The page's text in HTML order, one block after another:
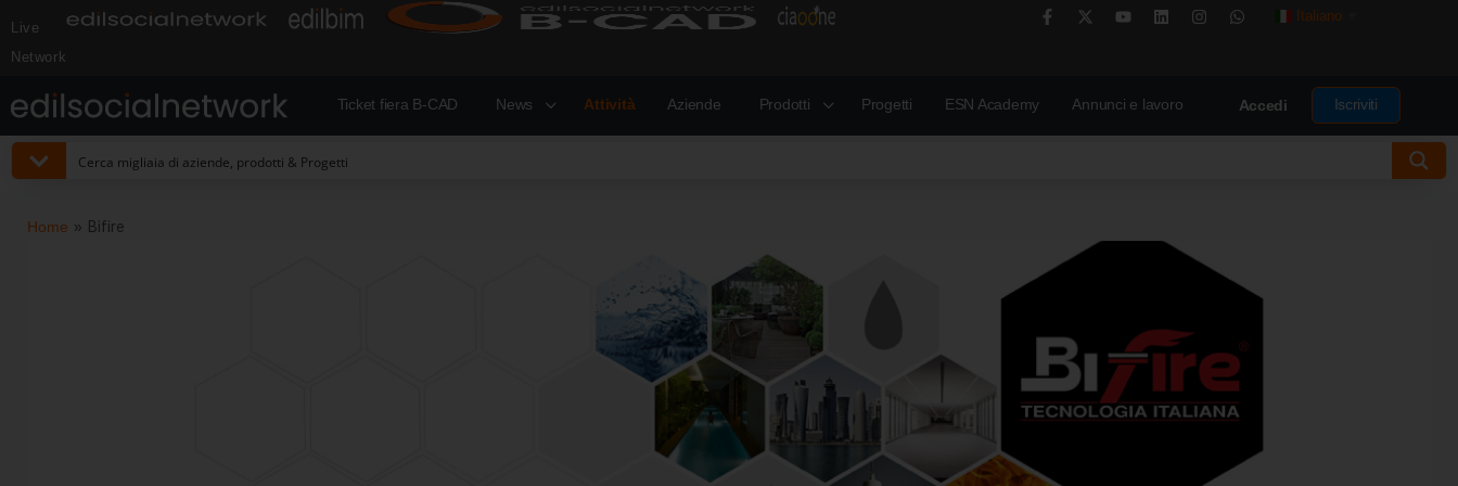
Live
Network
Italiano
Ticket fiera B-CAD News Attività Aziende Prodotti Progetti ESN Academy Annunci e lavoro Accedi Iscriviti
Home » Bifire